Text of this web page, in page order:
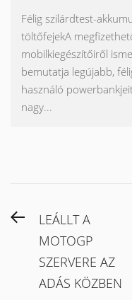
Félig szilárdtest-
töltőfejekA
mobilkiegészítőiről
bemutatja legújabb,
használó
nagy...
Bejegyzés
navigáció
PreviousLEÁLLT A
MOTOGP
SZERVERE AZ
ADÁS KÖZBEN